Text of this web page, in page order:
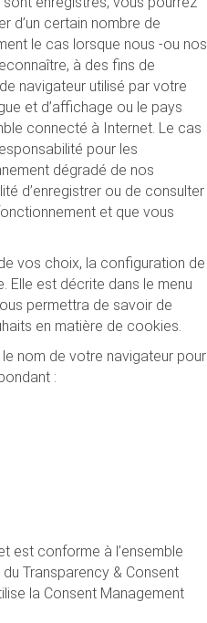
d’un certain nombre de
le cas lorsque nous -ou nos
à des fins de
navigateur utilisé par votre
et d’affichage ou le pays
connecté à Internet. Le cas
pour les
dégradé de nos
d’enregistrer ou de consulter
et que vous
vos choix, la configuration de
Elle est décrite dans le menu
permettra de savoir de
en matière de cookies.
nom de votre navigateur pour
:
est conforme à l’ensemble
Transparency & Consent
la Consent Management